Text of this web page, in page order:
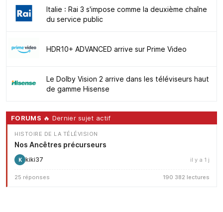
Italie : Rai 3 s'impose comme la deuxième chaîne
du service public
HDR10+ ADVANCED arrive sur Prime Video
Le Dolby Vision 2 arrive dans les téléviseurs haut
de gamme Hisense
FORUMS 🔥 Dernier sujet actif
HISTOIRE DE LA TÉLÉVISION
Nos Ancêtres précurseurs
K kiki37 il y a 1 j
25 réponses 190 382 lectures